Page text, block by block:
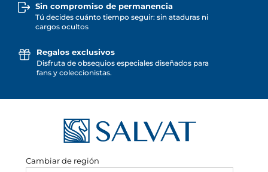
Sin compromiso de permanencia
Tú decides cuánto tiempo seguir: sin ataduras ni
cargos ocultos
Regalos exclusivos
Disfruta de obsequios especiales diseñados para
fans y coleccionistas.
Cambiar de región